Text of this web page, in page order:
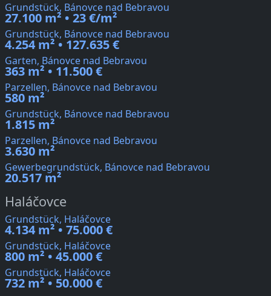
Grundstück, Bánovce nad Bebravou
27.100 m² • 23 €/m²
Grundstück, Bánovce nad Bebravou
4.254 m² • 127.635 €
Garten, Bánovce nad Bebravou
363 m² • 11.500 €
Parzellen, Bánovce nad Bebravou
580 m²
Grundstück, Bánovce nad Bebravou
1.815 m²
Parzellen, Bánovce nad Bebravou
3.630 m²
Gewerbegrundstück, Bánovce nad Bebravou
20.517 m²
Haláčovce
Grundstück, Haláčovce
4.134 m² • 75.000 €
Grundstück, Haláčovce
800 m² • 45.000 €
Grundstück, Haláčovce
732 m² • 50.000 €